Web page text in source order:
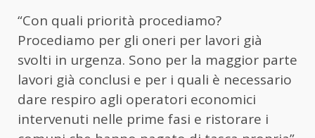
“Con quali priorità procediamo?
Procediamo per gli oneri per lavori già
svolti in urgenza. Sono per la maggior parte
lavori già conclusi e per i quali è necessario
dare respiro agli operatori economici
intervenuti nelle prime fasi e ristorare i